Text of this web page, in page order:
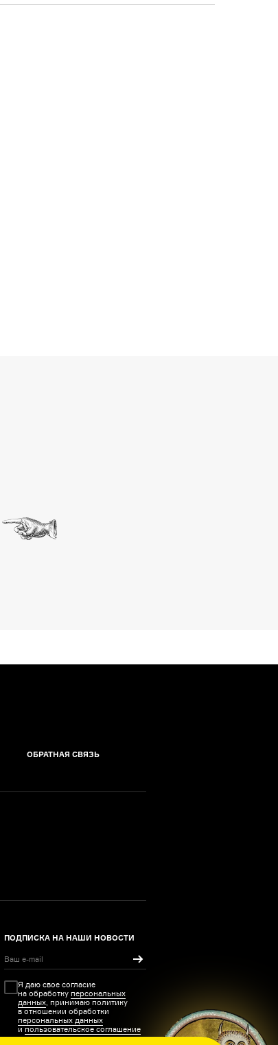
ОБРАТНАЯ СВЯЗЬ
ПОДПИСКА НА НАШИ НОВОСТИ
Я даю свое согласие
на обработку персональных
данных, принимаю политику
в отношении обработки
персональных данных
и пользовательское соглашение